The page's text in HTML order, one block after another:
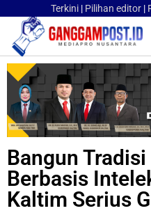
Terkini | Pilihan editor |
Bangun
Berbasis
Kaltim Serius